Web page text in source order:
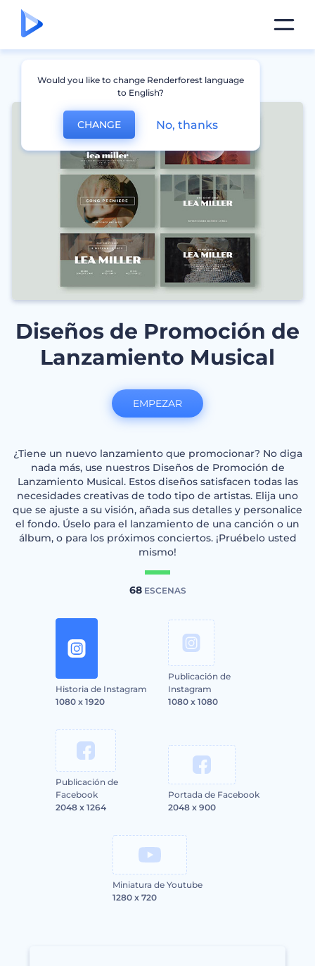
Diseños de Promoción de
Lanzamiento Musical
¿Tiene un nuevo lanzamiento que promocionar? No diga
nada más, use nuestros Diseños de Promoción de
Lanzamiento Musical. Estos diseños satisfacen todas las
necesidades creativas de todo tipo de artistas. Elija uno
que se ajuste a su visión, añada sus detalles y personalice
el fondo. Úselo para el lanzamiento de una canción o un
álbum, o para los próximos conciertos. ¡Pruébelo usted
mismo!
68ESCENAS
Historia de Instagram
1080 x 1920
Publicación de
Instagram
1080 x 1080
Publicación de
Facebook
2048 x 1264
Portada de Facebook
2048 x 900
Miniatura de Youtube
1280 x 720
EMPEZAR
Would you like to change Renderforest language
to English?
CHANGE No, thanks